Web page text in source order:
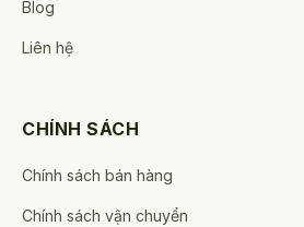
Blog
Liên hệ
CHÍNH SÁCH
Chính sách bán hàng
Chính sách vận chuyển